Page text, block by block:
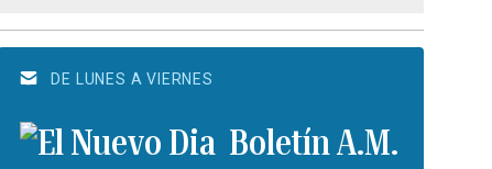
DE LUNES A VIERNES
Boletín A.M.